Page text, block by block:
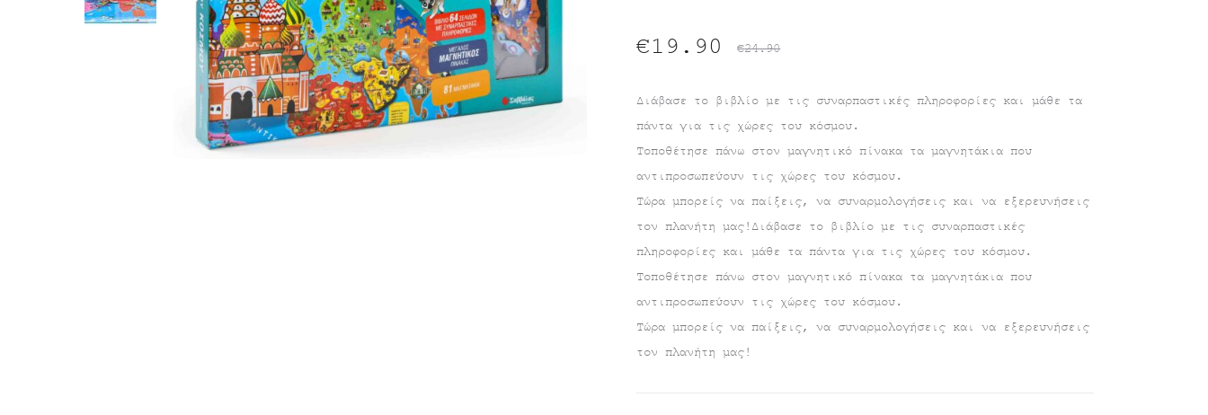
Διάβασε το βιβλίο με τις συναρπαστικές πληροφορίες και μάθε τα
πάντα για τις χώρες του κόσμου.
Τοποθέτησε πάνω στον μαγνητικό πίνακα τα μαγνητάκια που
αντιπροσωπεύουν τις χώρες του κόσμου.
Τώρα μπορείς να παίξεις, να συναρμολογήσεις και να εξερευνήσεις
τον πλανήτη μας!Διάβασε το βιβλίο με τις συναρπαστικές
πληροφορίες και μάθε τα πάντα για τις χώρες του κόσμου.
Τοποθέτησε πάνω στον μαγνητικό πίνακα τα μαγνητάκια που
αντιπροσωπεύουν τις χώρες του κόσμου.
Τώρα μπορείς να παίξεις, να συναρμολογήσεις και να εξερευνήσεις
τον πλανήτη μας!
€24.90
Original
price
was:
€24.90.
€19.90
Η
τρέχουσα
είναι:
€19.90.